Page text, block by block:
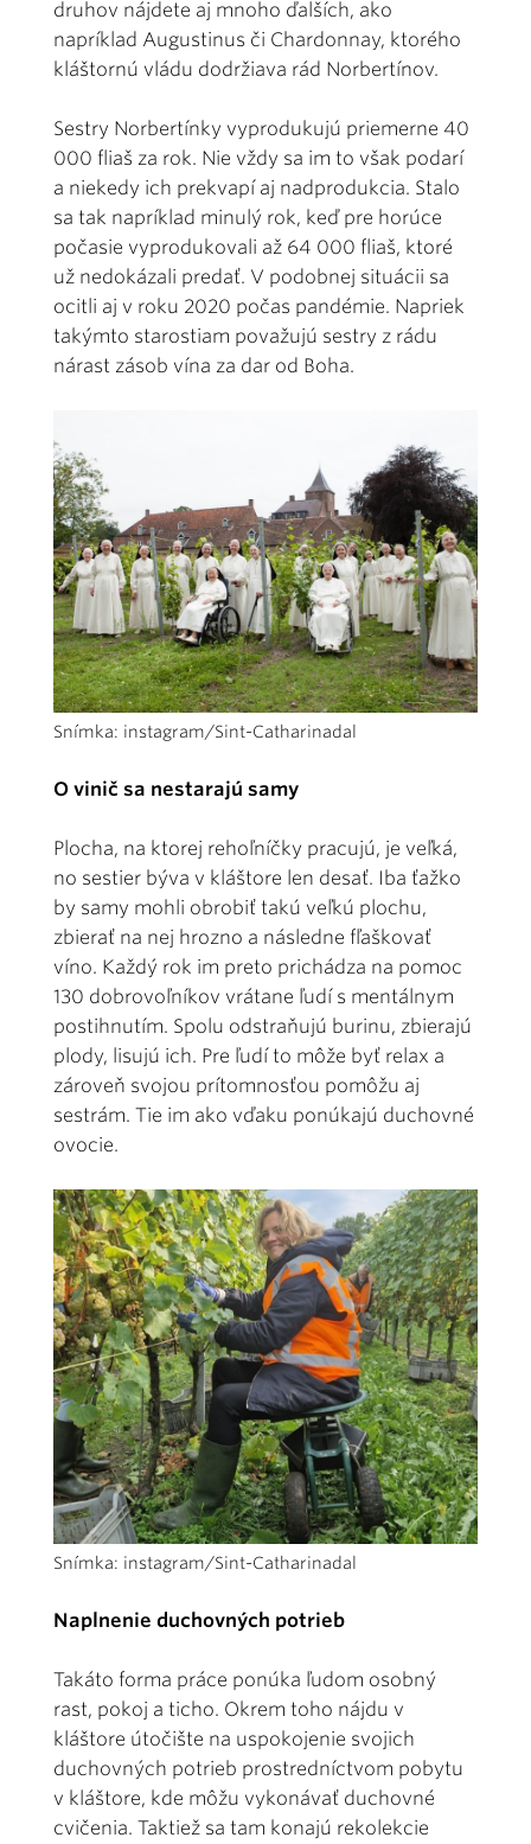
druhov nájdete aj mnoho ďalších, ako
napríklad Augustinus či Chardonnay, ktorého
kláštornú vládu dodržiava rád Norbertínov.
Sestry Norbertínky vyprodukujú priemerne 40
000 fliaš za rok. Nie vždy sa im to však podarí
a niekedy ich prekvapí aj nadprodukcia. Stalo
sa tak napríklad minulý rok, keď pre horúce
počasie vyprodukovali až 64 000 fliaš, ktoré
už nedokázali predať. V podobnej situácii sa
ocitli aj v roku 2020 počas pandémie. Napriek
takýmto starostiam považujú sestry z rádu
nárast zásob vína za dar od Boha.
Snímka: instagram/Sint-Catharinadal
O vinič sa nestarajú samy
Plocha, na ktorej rehoľníčky pracujú, je veľká,
no sestier býva v kláštore len desať. Iba ťažko
by samy mohli obrobiť takú veľkú plochu,
zbierať na nej hrozno a následne fľaškovať
víno. Každý rok im preto prichádza na pomoc
130 dobrovoľníkov vrátane ľudí s mentálnym
postihnutím. Spolu odstraňujú burinu, zbierajú
plody, lisujú ich. Pre ľudí to môže byť relax a
zároveň svojou prítomnosťou pomôžu aj
sestrám. Tie im ako vďaku ponúkajú duchovné
ovocie.
Snímka: instagram/Sint-Catharinadal
Naplnenie duchovných potrieb
Takáto forma práce ponúka ľudom osobný
rast, pokoj a ticho. Okrem toho nájdu v
kláštore útočište na uspokojenie svojich
duchovných potrieb prostredníctvom pobytu
v kláštore, kde môžu vykonávať duchovné
cvičenia. Taktiež sa tam konajú rekolekcie